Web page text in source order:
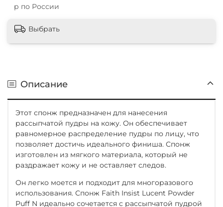
р по России
Выбрать
Описание
Этот спонж предназначен для нанесения
рассыпчатой пудры на кожу. Он обеспечивает
равномерное распределение пудры по лицу, что
позволяет достичь идеального финиша. Спонж
изготовлен из мягкого материала, который не
раздражает кожу и не оставляет следов.
Он легко моется и подходит для многоразового
использования. Спонж Faith Insist Lucent Powder
Puff N идеально сочетается с рассыпчатой пудрой